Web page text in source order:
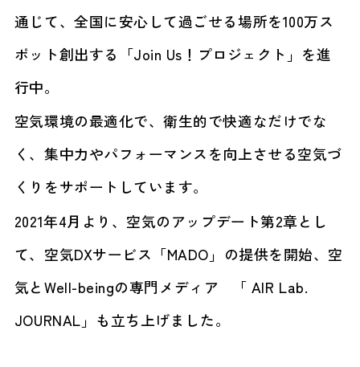
通じて、全国に安心して過ごせる場所を100万ス
ポット創出する「Join Us！プロジェクト」を進
行中。
空気環境の最適化で、衛生的で快適なだけでな
く、集中力やパフォーマンスを向上させる空気づ
くりをサポートしています。
2021年4月より、空気のアップデート第2章とし
て、空気DXサービス「MADO」の提供を開始、空
気とWell-beingの専門メディア 「 AIR Lab.
JOURNAL」も立ち上げました。